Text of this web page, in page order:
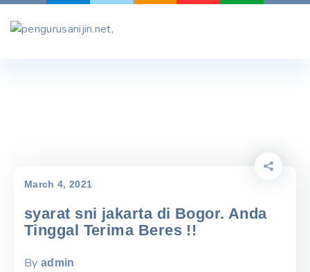
Skip
March 4, 2021
syarat sni jakarta di Bogor. Anda
Tinggal Terima Beres !!
By admin